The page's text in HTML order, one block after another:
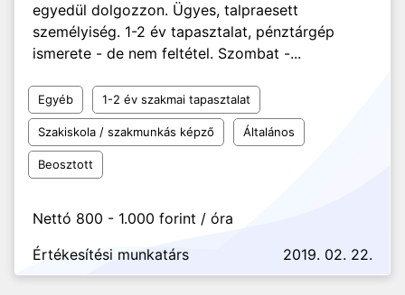
egyedül dolgozzon. Ügyes, talpraesett
személyiség. 1-2 év tapasztalat, pénztárgép
ismerete - de nem feltétel. Szombat -...
Egyéb 1-2 év szakmai tapasztalat
Szakiskola / szakmunkás képző Általános
Beosztott
Nettó 800 - 1.000 forint / óra
Értékesítési munkatárs
2019. 02. 22.